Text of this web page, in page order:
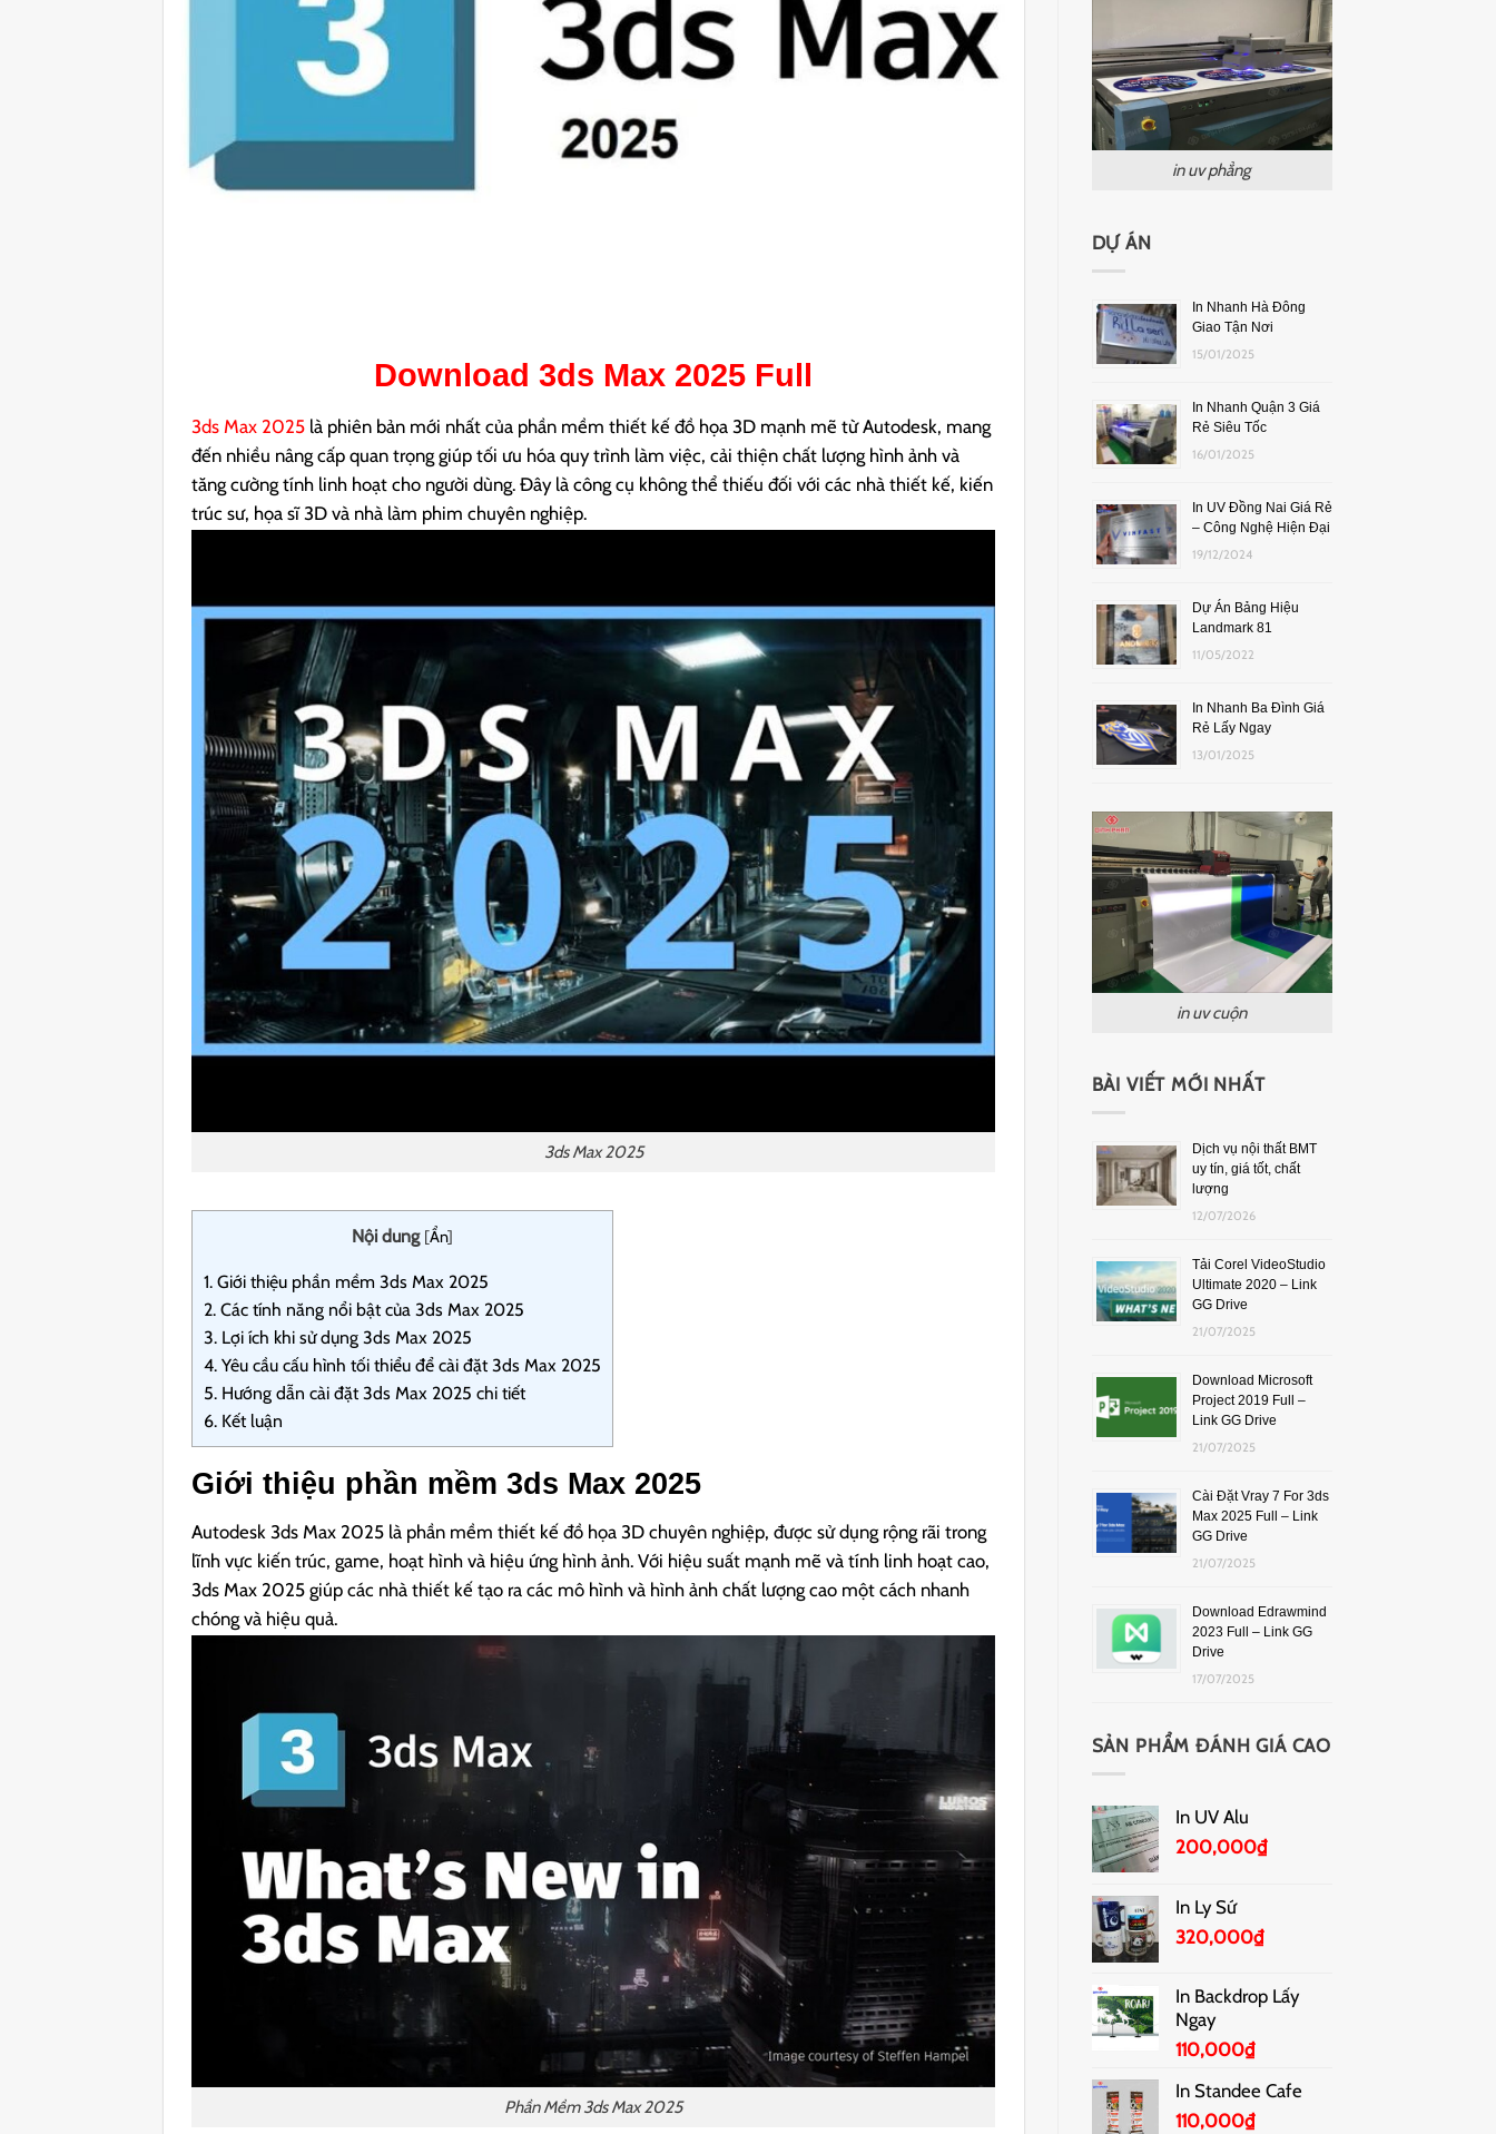
Download3ds Max 2025 Full
3ds Max 2025 là phiên bản mới nhất của phần mềm thiết kế đồ họa 3D mạnh mẽ từ Autodesk, mang
đến nhiều nâng cấp quan trọng giúp tối ưu hóa quy trình làm việc, cải thiện chất lượng hình ảnh và
tăng cường tính linh hoạt cho người dùng. Đây là công cụ không thể thiếu đối với các nhà thiết kế, kiến
trúc sư, họa sĩ 3D và nhà làm phim chuyên nghiệp.
3ds Max 2025
Nội dung [Ẩn]
1. Giới thiệu phần mềm 3ds Max 2025
2. Các tính năng nổi bật của 3ds Max 2025
3. Lợi ích khi sử dụng 3ds Max 2025
4. Yêu cầu cấu hình tối thiểu để cài đặt 3ds Max 2025
5. Hướng dẫn cài đặt 3ds Max 2025 chi tiết
6. Kết luận
Giới thiệu phần mềm 3ds Max 2025
Autodesk 3ds Max 2025 là phần mềm thiết kế đồ họa 3D chuyên nghiệp, được sử dụng rộng rãi trong
lĩnh vực kiến trúc, game, hoạt hình và hiệu ứng hình ảnh. Với hiệu suất mạnh mẽ và tính linh hoạt cao,
3ds Max 2025 giúp các nhà thiết kế tạo ra các mô hình và hình ảnh chất lượng cao một cách nhanh
chóng và hiệu quả.
Phần Mềm 3ds Max 2025
in uv phẳng
DỰ ÁN
In Nhanh Hà Đông
Giao Tận Nơi
15/01/2025
In Nhanh Quận 3 Giá
Rẻ Siêu Tốc
16/01/2025
In UV Đồng Nai Giá Rẻ
– Công Nghệ Hiện Đại
19/12/2024
Dự Án Bảng Hiệu
Landmark 81
11/05/2022
In Nhanh Ba Đình Giá
Rẻ Lấy Ngay
13/01/2025
in uv cuộn
BÀI VIẾT MỚI NHẤT
Dịch vụ nội thất BMT
uy tín, giá tốt, chất
lượng
12/07/2026
Tải Corel VideoStudio
Ultimate 2020 – Link
GG Drive
21/07/2025
Download Microsoft
Project 2019 Full –
Link GG Drive
21/07/2025
Cài Đặt Vray 7 For 3ds
Max 2025 Full – Link
GG Drive
21/07/2025
Download Edrawmind
2023 Full – Link GG
Drive
17/07/2025
SẢN PHẨM ĐÁNH GIÁ CAO
In UV Alu
200,000₫
In Ly Sứ
320,000₫
In Backdrop Lấy
Ngay
110,000₫
In Standee Cafe
110,000₫